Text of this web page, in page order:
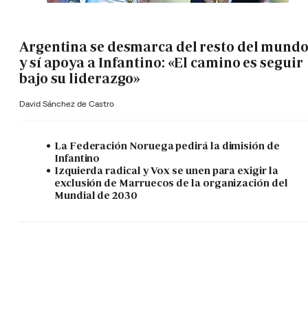
Argentina se desmarca del resto del mundo
y sí apoya a Infantino: «El camino es seguir
bajo su liderazgo»
David Sánchez de Castro
La Federación Noruega pedirá la dimisión de
Infantino
Izquierda radical y Vox se unen para exigir la
exclusión de Marruecos de la organización del
Mundial de 2030